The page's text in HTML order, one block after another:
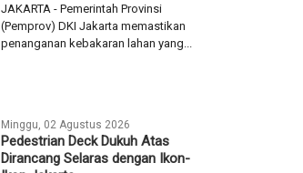
JAKARTA - Pemerintah Provinsi
(Pemprov) DKI Jakarta memastikan
penanganan kebakaran lahan yang...
Minggu, 02 Agustus 2026
Pedestrian Deck Dukuh Atas
Dirancang Selaras dengan Ikon-